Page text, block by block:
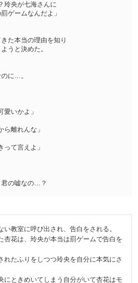
玲央が七海さんに
ゲームなんだよ」
た本当の理由を知り
うと決めた。
に…。
愛いかよ」
ら離れんな」
って言えよ」
君の嘘なの…？
教室に呼び出され、告白をされる。
杏花は、玲央が本当は罰ゲームで告白を
れたふりをしつつ玲央を自分に本気にさ
にときめいてしまう自分がいて杏花はモ